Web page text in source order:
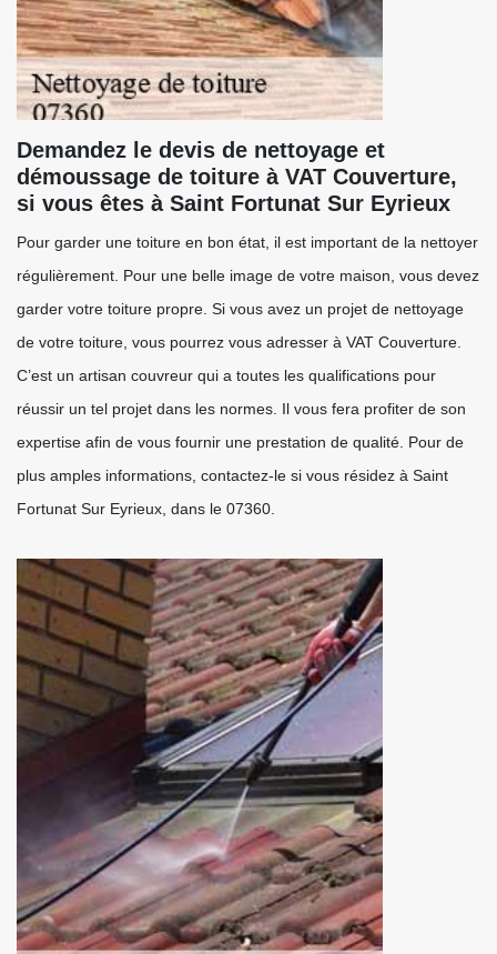
Demandez le devis de nettoyage et
démoussage de toiture à VAT Couverture,
si vous êtes à Saint Fortunat Sur Eyrieux
Pour garder une toiture en bon état, il est important de la nettoyer
régulièrement. Pour une belle image de votre maison, vous devez
garder votre toiture propre. Si vous avez un projet de nettoyage
de votre toiture, vous pourrez vous adresser à VAT Couverture.
C’est un artisan couvreur qui a toutes les qualifications pour
réussir un tel projet dans les normes. Il vous fera profiter de son
expertise afin de vous fournir une prestation de qualité. Pour de
plus amples informations, contactez-le si vous résidez à Saint
Fortunat Sur Eyrieux, dans le 07360.